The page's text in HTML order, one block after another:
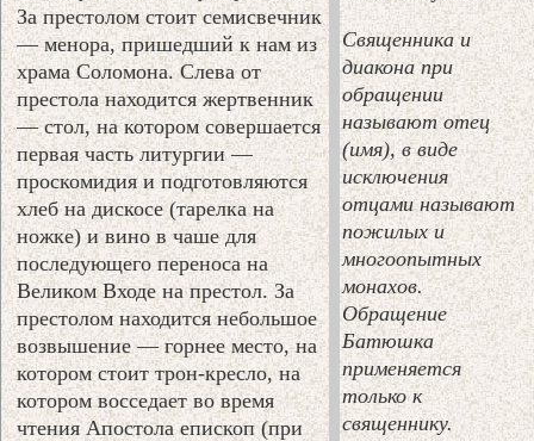
Священника и
диакона при
обращении
называют отец
(имя), в виде
исключения
отцами называют
пожилых и
многоопытных
монахов.
Обращение
Батюшка
применяется
только к
священнику.
За престолом стоит семисвечник
— менора, пришедший к нам из
храма Соломона. Слева от
престола находится жертвенник
— стол, на котором совершается
первая часть литургии —
проскомидия и подготовляются
хлеб на дискосе (тарелка на
ножке) и вино в чаше для
последующего переноса на
Великом Входе на престол. За
престолом находится небольшое
возвышение — горнее место, на
котором стоит трон-кресло, на
котором восседает во время
чтения Апостола епископ (при